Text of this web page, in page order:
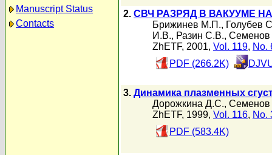
Manuscript Status
Contacts
2. СВЧ РАЗРЯД В ВАКУУМЕ
Брижинев М.П., Голубев
И.В., Разин С.В.,
ZhETF, 2001, Vol. 119, No.
PDF (266.2K)
3. Динамика плазменных
Дорожкина Д.С.,
ZhETF, 1999, Vol. 116, No.
PDF (583.4K)